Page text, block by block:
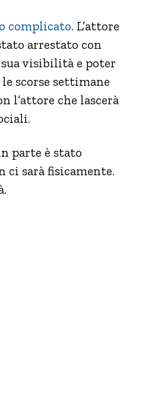
complicato. L’attore
arrestato con
sua visibilità e poter
scorse settimane
l’attore che lascerà
parte è stato
ci sarà fisicamente.